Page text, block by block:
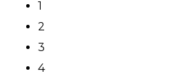
1
2
3
4